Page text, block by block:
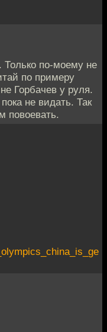
Только по-моему не
по примеру
Горбачев у руля.
не видать. Так
повоевать.